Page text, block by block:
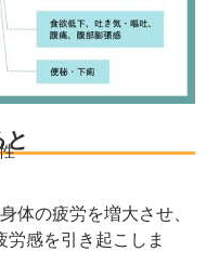
体の疲労を増大させ、
感を引き起こしま